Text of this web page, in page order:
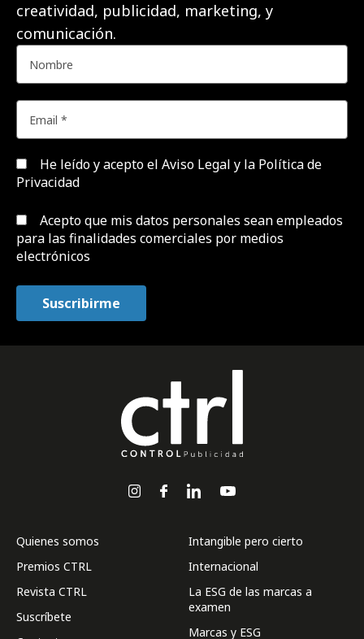
creatividad, publicidad, marketing, y
comunicación.
He leído y acepto el Aviso Legal y la Política de
Privacidad
Acepto que mis datos personales sean empleados
para las finalidades comerciales por medios
electrónicos
Quienes somos
Premios CTRL
Revista CTRL
Suscríbete
Intangible pero cierto
Internacional
La ESG de las marcas a
examen
Marcas y ESG